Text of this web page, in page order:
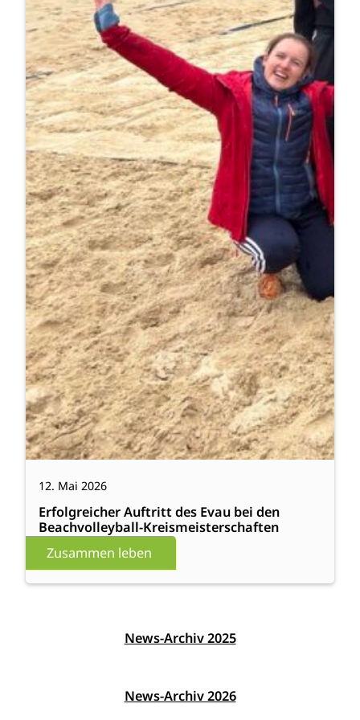
Zusammen leben
12. Mai 2026
Erfolgreicher Auftritt des Evau bei den
Beachvolleyball-Kreismeisterschaften
News-Archiv 2025
News-Archiv 2026